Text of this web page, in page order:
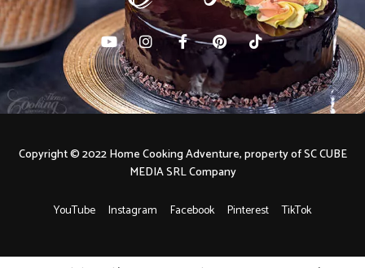
YouTube Instagram Facebook Pinterest TikTok
Copyright © 2022 Home Cooking Adventure, property of SC CUBE
MEDIA SRL Company